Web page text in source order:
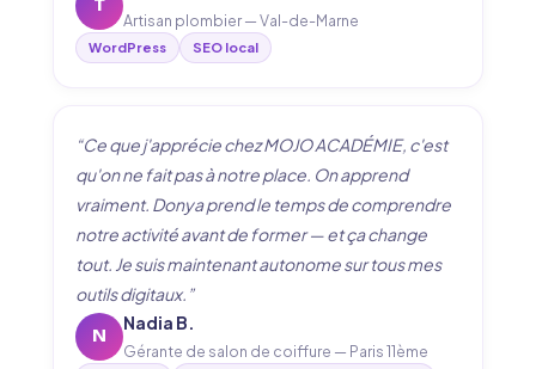
T
Artisan plombier — Val-de-Marne
WordPress SEO local
“Ce que j'apprécie chez MOJO ACADÉMIE, c'est
qu'on ne fait pas à notre place. On apprend
vraiment. Donya prend le temps de comprendre
notre activité avant de former — et ça change
tout. Je suis maintenant autonome sur tous mes
outils digitaux.”
N
Nadia B.
Gérante de salon de coiffure — Paris 11ème